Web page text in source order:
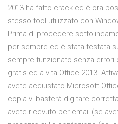
2013 ha fatto crack ed è ora
stesso tool utilizzato con
Prima di procedere
per sempre ed è stata testata
sempre funzionato senza errori
gratis ed a vita Office 2013.
avete acquistato Microsoft
copia vi basterà digitare
avete ricevuto per email (se